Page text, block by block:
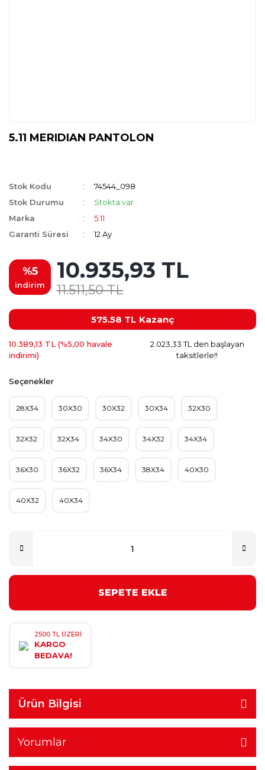
5.11 MERIDIAN PANTOLON
Stok Kodu
74544_098
Stok Durumu
Stokta var
Marka
5.11
Garanti Süresi
12 Ay
%5
indirim
10.935,93 TL
11.511,50 TL
575.58 TL Kazanç
10.389,13 TL (%5,00 havale
indirimi)
2.023,33 TL den başlayan
taksitlerle!!
Seçenekler
28X34 30X30 30X32 30X34 32X30
32X32 32X34 34X30 34X32 34X34
36X30 36X32 36X34 38X34 40X30
40X32 40X34
SEPETE EKLE
2500 TL ÜZERİ
KARGO
BEDAVA!
Ürün Bilgisi
Yorumlar